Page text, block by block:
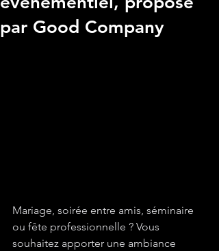
par Good Company
Mariage, soirée entre amis, séminaire
ou fête professionnelle ? Vous
souhaitez apporter une ambiance